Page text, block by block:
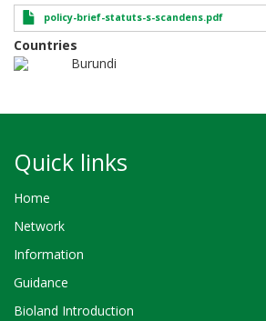
policy-brief-statuts-s-scandens.pdf
Countries
Burundi
Quick links
Home
Network
Information
Guidance
Bioland Introduction